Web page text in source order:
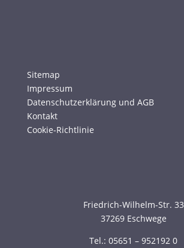
Sitemap
Impressum
Datenschutzerklärung und AGB
Kontakt
Cookie-Richtlinie
Friedrich-Wilhelm-Str. 33
37269 Eschwege
Tel.: 05651 – 952192 0